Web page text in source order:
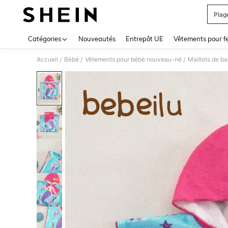
Catégories Nouveautés Entrepôt UE Vêtements pour
Accueil / Bébé / Vêtements pour bébé nouveau-né / Maillots de